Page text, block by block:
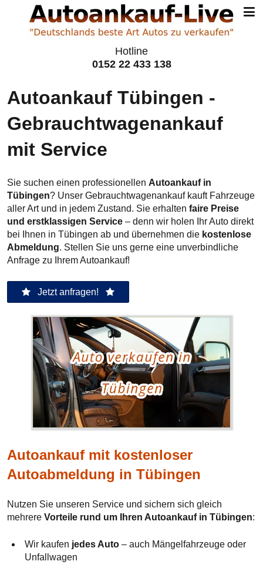
Hotline
0152 22 433 138
Autoankauf Tübingen -
Gebraucht­wagen­ankauf
mit Service
Sie suchen einen professionellen Autoankauf in
Tübingen? Unser Gebrauchtwagenankauf kauft Fahrzeuge
aller Art und in jedem Zustand. Sie erhalten faire Preise
und erstklassigen Service – denn wir holen Ihr Auto direkt
bei Ihnen in Tübingen ab und übernehmen die kostenlose
Abmeldung. Stellen Sie uns gerne eine unverbindliche
Anfrage zu Ihrem Autoankauf!
Jetzt anfragen!
Autoankauf mit kostenloser
Autoabmeldung in Tübingen
Nutzen Sie unseren Service und sichern sich gleich
mehrere Vorteile rund um Ihren Autoankauf in Tübingen:
Wir kaufen jedes Auto – auch Mängelfahrzeuge oder
Unfallwagen